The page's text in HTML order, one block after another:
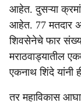
आहेत. दुसऱ्या
आहेत. 77 मतदार
शिवसेनेचे फार
मराठवाड्यातील
एकनाथ शिंदे यांनी
तर महाविकास